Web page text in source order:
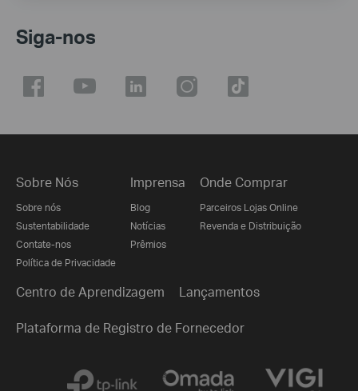
Siga-nos
Sobre Nós
Sobre nós
Sustentabilidade
Contate-nos
Política de Privacidade
Imprensa
Blog
Notícias
Prêmios
Onde Comprar
Parceiros Lojas Online
Revenda e Distribuição
Centro de Aprendizagem Lançamentos
Plataforma de Registro de Fornecedor